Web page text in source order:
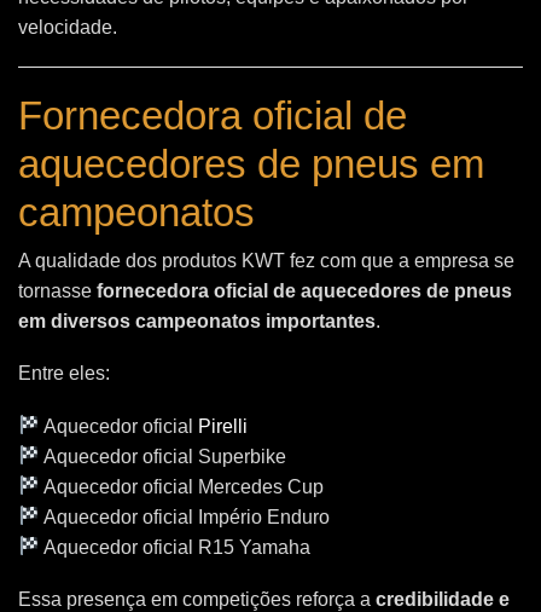
velocidade.
Fornecedora oficial de
aquecedores de pneus em
campeonatos
A qualidade dos produtos KWT fez com que a empresa se
tornasse fornecedora oficial de aquecedores de pneus
em diversos campeonatos importantes.
Entre eles:
Aquecedor oficial
Pirelli
Aquecedor oficial Superbike
Aquecedor oficial Mercedes Cup
Aquecedor oficial Império Enduro
Aquecedor oficial R15 Yamaha
Essa presença em competições reforça a credibilidade e